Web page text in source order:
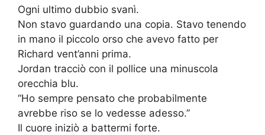
Ogni ultimo dubbio svanì.
Non stavo guardando una copia. Stavo tenendo
in mano il piccolo orso che avevo fatto per
Richard vent’anni prima.
Jordan tracciò con il pollice una minuscola
orecchia blu.
“Ho sempre pensato che probabilmente
avrebbe riso se lo vedesse adesso.”
Il cuore iniziò a battermi forte.